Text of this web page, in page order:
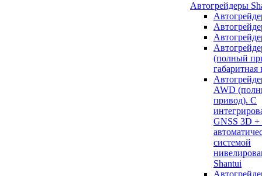
Автогрейдеры
(полный
габаритная
AWD
привод). С
GNSS 3D +
системой
Shantui